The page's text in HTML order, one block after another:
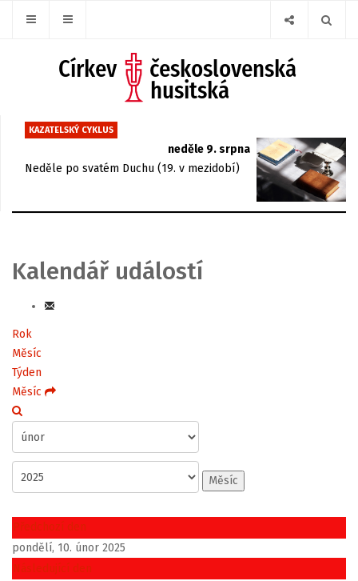
KAZATELSKÝ CYKLUS
neděle 9. srpna
Neděle po svatém Duchu (19. v mezidobí)
Kalendář událostí
Rok
Měsíc
Týden
Měsíc
Měsíc
Předchozí den
pondělí, 10. únor 2025
Následující den